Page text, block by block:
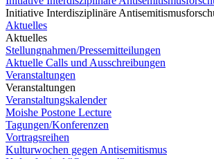
Initiative Interdisziplinäre
Aktuelles
Aktuelles
Stellungnahmen/Pressemitteilungen
Aktuelle Calls und Ausschreibungen
Veranstaltungen
Veranstaltungen
Veranstaltungskalender
Moishe Postone Lecture
Tagungen/Konferenzen
Vortragsreihen
Kulturwochen gegen Antisemitismus